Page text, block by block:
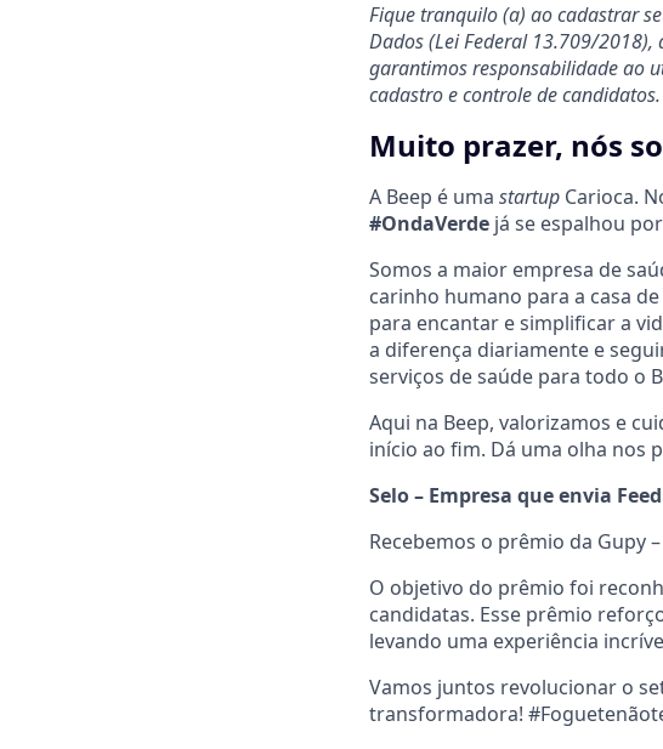
Fique tranquilo (a) ao cadastrar
Dados (Lei Federal 13.709/
garantimos responsabilidade ao
cadastro e controle de candidatos.
Muito prazer, nós
A Beep é uma startup Carioca. N
#OndaVerde já se espalhou
Somos a maior empresa de
carinho humano para a casa
para encantar e simplificar a
a diferença diariamente e
serviços de saúde para todo o
Aqui na Beep, valorizamos e
início ao fim. Dá uma olha nos
Selo – Empresa que envia
Recebemos o prêmio da Gupy –
O objetivo do prêmio foi
candidatas. Esse prêmio
levando uma experiência
Vamos juntos revolucionar o
transformadora!